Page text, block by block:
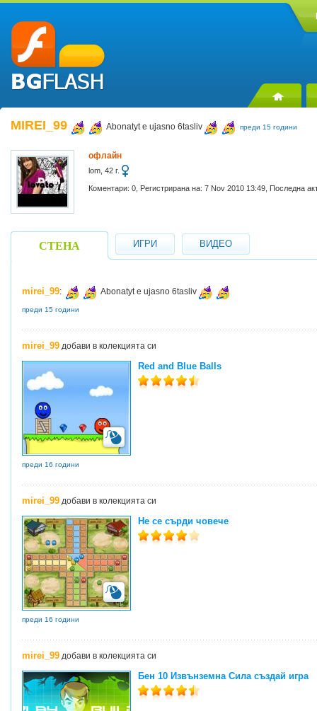
MIREI_99 Abonatyt e ujasno 6tasliv преди 15 години
офлайн
lom, 42 г.
Коментари: 0, Регистрирана на: 7 Nov 2010 13:49, Последна
СТЕНА ИГРИ ВИДЕО
mirei_99: Abonatyt e ujasno 6tasliv
преди 15 години
mirei_99 добави в колекцията си
Red and Blue Balls
преди 16 години
mirei_99 добави в колекцията си
Не се сърди човече
преди 16 години
mirei_99 добави в колекцията си
Бен 10 Извънземна Сила създай игра